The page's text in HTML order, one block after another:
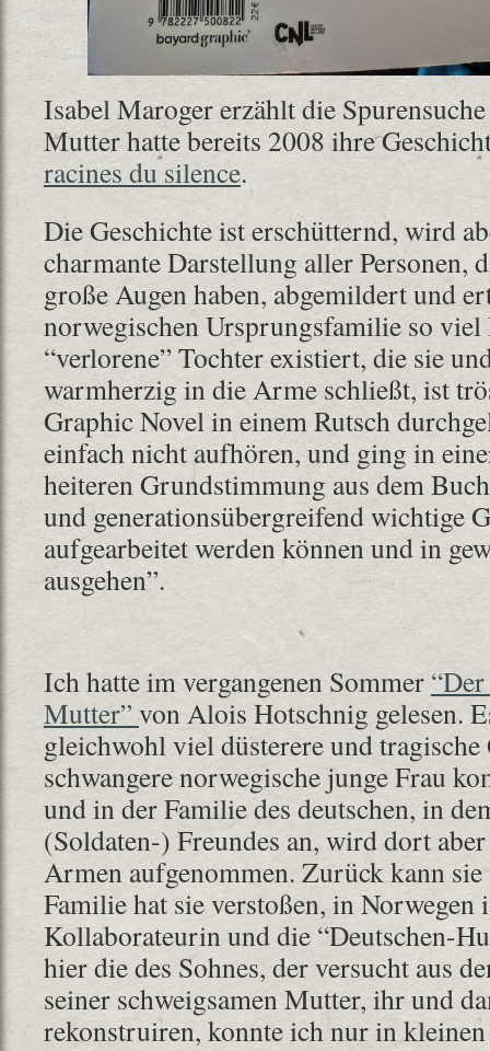
Isabel Maroger erzählt die
Mutter hatte bereits 2008 ihre
racines du silence.
Die Geschichte ist erschütternd, wird
charmante Darstellung aller Personen,
große Augen haben, abgemildert und
norwegischen Ursprungsfamilie so
“verlorene” Tochter existiert, die sie
warmherzig in die Arme schließt, ist
Graphic Novel in einem Rutsch
einfach nicht aufhören, und ging in
heiteren Grundstimmung aus dem
und generationsübergreifend wichtige
aufgearbeitet werden können und in
ausgehen”.
Ich hatte im vergangenen Sommer
Mutter”von Alois Hotschnig gelesen.
gleichwohl viel düsterere und tragische
schwangere norwegische junge Frau
und in der Familie des deutschen, in
(Soldaten-) Freundes an, wird dort
Armen aufgenommen. Zurück kann
Familie hat sie verstoßen, in Norwegen
Kollaborateurin und die “Deutschen-
hier die des Sohnes, der versucht aus
seiner schweigsamen Mutter, ihr und
rekonstruiren, konnte ich nur in